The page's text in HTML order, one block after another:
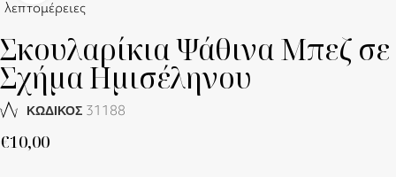
Σκουλαρίκια Ψάθινα Μπεζ σε
Σχήμα Ημισέληνου
ΚΩΔΙΚΟΣ 31188
€10,00